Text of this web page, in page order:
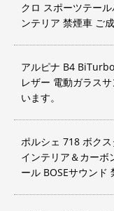
クロ スポーツテー
ンテリア 禁煙車 ご
アルピナ B4
レザー 電動ガラス
います。
ポルシェ 718 ボク
インテリア＆カー
ール BOSEサウンド